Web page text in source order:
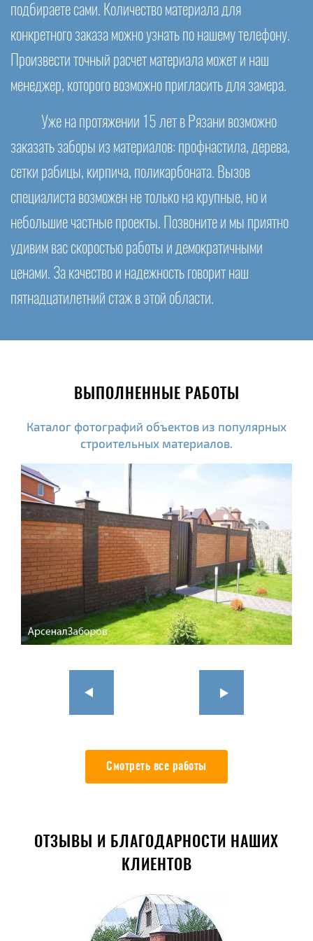
подбираете сами. Количество материала для
конкретного заказа можно узнать по нашему телефону.
Произвести точный расчет материала может и наш
менеджер, которого возможно пригласить для замера.
Уже на протяжении 15 лет в Рязани возможно
заказать заборы из материалов: профнастила, дерева,
сетки рабицы, кирпича, поликарбоната. Вызов
специалиста возможен не только на крупные, но и
небольшие частные проекты. Позвоните и мы приятно
удивим вас скоростью работы и демократичными
ценами. За качество и надежность говорит наш
пятнадцатилетний стаж в этой области.
ВЫПОЛНЕННЫЕ РАБОТЫ
Каталог фотографий объектов из популярных
строительных материалов.
Смотреть все работы
ОТЗЫВЫ И БЛАГОДАРНОСТИ НАШИХ
КЛИЕНТОВ